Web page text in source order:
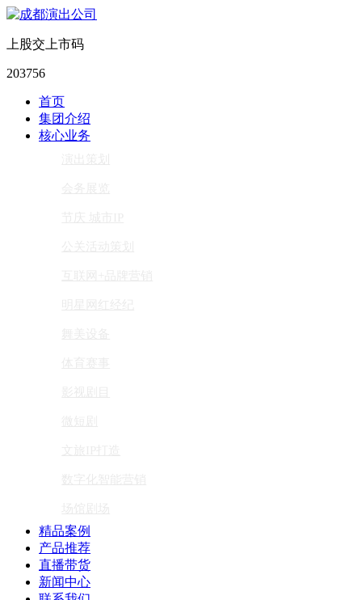
上股交上市码
203756
首页
集团介绍
核心业务
精品案例
产品推荐
直播带货
新闻中心